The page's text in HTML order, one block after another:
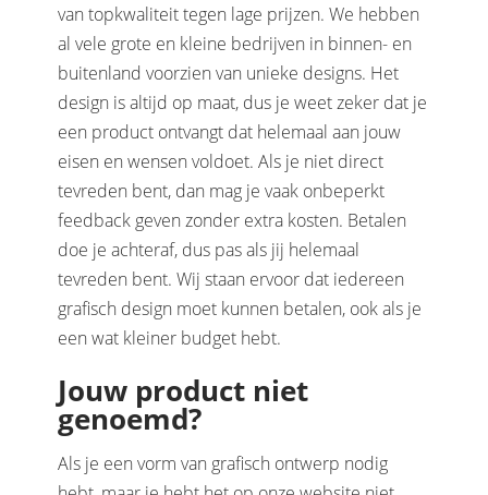
van topkwaliteit tegen lage prijzen. We hebben
al vele grote en kleine bedrijven in binnen- en
buitenland voorzien van unieke designs. Het
design is altijd op maat, dus je weet zeker dat je
een product ontvangt dat helemaal aan jouw
eisen en wensen voldoet. Als je niet direct
tevreden bent, dan mag je vaak onbeperkt
feedback geven zonder extra kosten. Betalen
doe je achteraf, dus pas als jij helemaal
tevreden bent. Wij staan ervoor dat iedereen
grafisch design moet kunnen betalen, ook als je
een wat kleiner budget hebt.
Jouw product niet
genoemd?
Als je een vorm van grafisch ontwerp nodig